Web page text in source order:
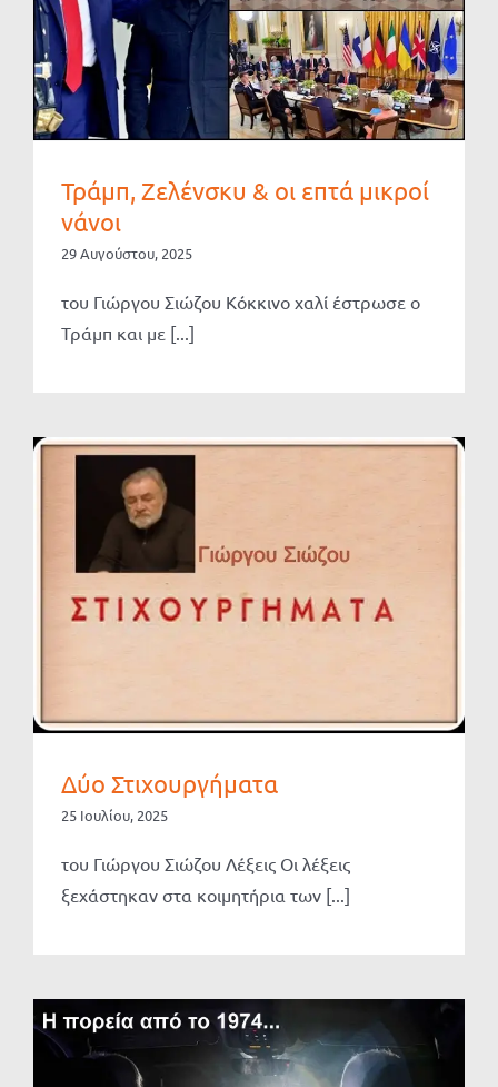
Τράμπ, Ζελένσκυ & οι επτά μικροί
νάνοι
29 Αυγούστου, 2025
του Γιώργου Σιώζου Κόκκινο χαλί έστρωσε ο
Τράμπ και με [...]
Δύο Στιχουργήματα
25 Ιουλίου, 2025
του Γιώργου Σιώζου Λέξεις Οι λέξεις
ξεχάστηκαν στα κοιμητήρια των [...]